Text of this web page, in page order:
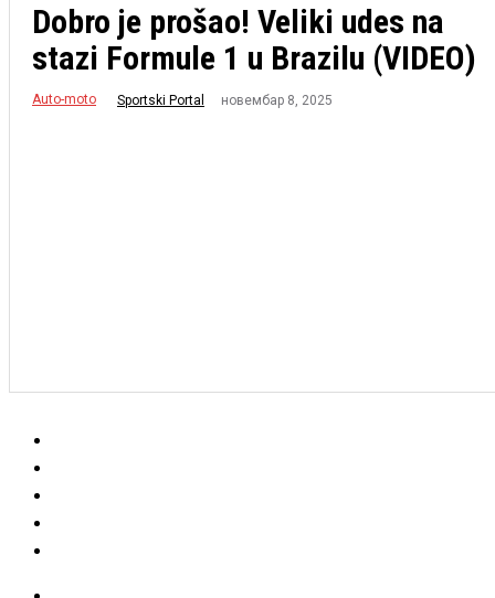
Dobro je prošao! Veliki udes na
stazi Formule 1 u Brazilu (VIDEO)
Auto-moto Sportski Portal новембар 8, 2025